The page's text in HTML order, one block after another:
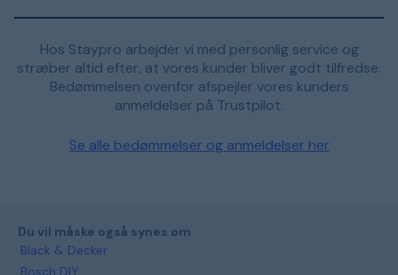
Hos Staypro arbejder vi med personlig service og
stræber altid efter, at vores kunder bliver godt tilfredse.
Bedømmelsen ovenfor afspejler vores kunders
anmeldelser på Trustpilot.
Se alle bedømmelser og anmeldelser her
Du vil måske også synes om
Black & Decker
Bosch DIY